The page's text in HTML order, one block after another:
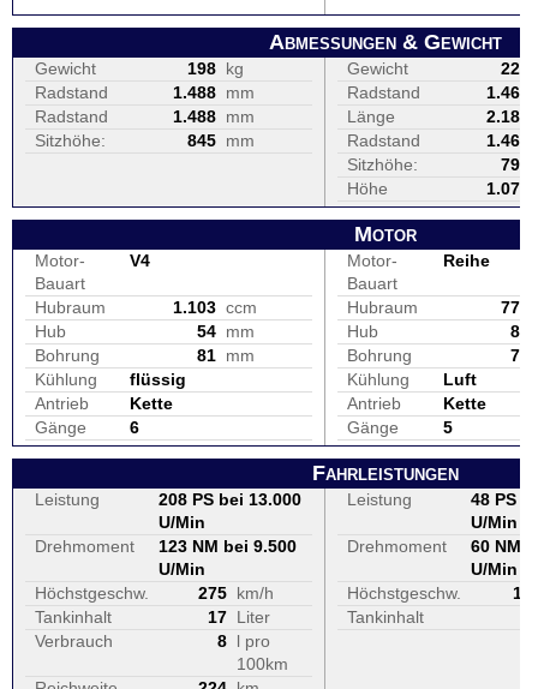
Abmessungen & Gewicht
Gewicht 198 kg
Radstand
1.488 mm
Radstand
1.488 mm
Sitzhöhe:
845 mm
Gewicht
221
Radstand
1.465
Länge
2.180
Radstand
1.465
Sitzhöhe:
790
Höhe
1.075
Motor
Motor-
Bauart
V4
Hubraum 1.103 ccm
Hub
54 mm
Bohrung
81 mm
Kühlung
flüssig
Antrieb
Kette
Gänge
6
Motor-
Bauart
Reihe
Hubraum
773
Hub
83
Bohrung
77
Kühlung
Luft
Antrieb
Kette
Gänge
5
Fahrleistungen
Leistung
208 PS bei 13.000
U/Min
Drehmoment
123 NM bei 9.500
U/Min
Höchstgeschw.
275 km/h
Tankinhalt
17 Liter
Verbrauch
8 l pro
100km
Leistung
48 PS
U/Min
Drehmoment
60 NM
U/Min
Höchstgeschw.
Tankinhalt